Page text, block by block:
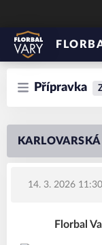
Přípravka
14. 3. 2026 11:30
Florbal